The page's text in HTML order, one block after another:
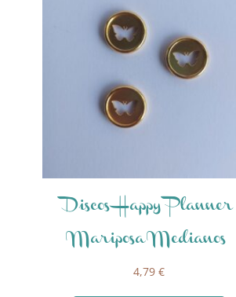
Discos Happy Planner
Mariposa Medianos
4,79€